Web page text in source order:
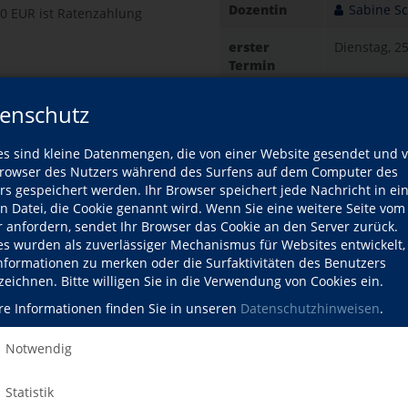
sind kleine Datenmengen, die von einer Website gesendet und
des Nutzers während des Surfens auf dem Computer des
gespeichert werden. Ihr Browser speichert jede Nachricht in
Datei, die Cookie genannt wird. Wenn Sie eine weitere Seite vom
anfordern, sendet Ihr Browser das Cookie an den Server zurück.
wurden als zuverlässiger Mechanismus für Websites
zu merken oder die Surfaktivitäten des Benutzers
Bitte willigen Sie in die Verwendung von Cookies ein.
Informationen finden Sie in unseren Datenschutzhinweisen.
Notwendig
Statistik
Dozentin Sabine
erster
Termin
Dienstag,
Gebühr 138,00 EUR
100 EUR
Ort
Straße 5
61440
EUR ist Ratenzahlung
Schabicki
dieser Dozentin